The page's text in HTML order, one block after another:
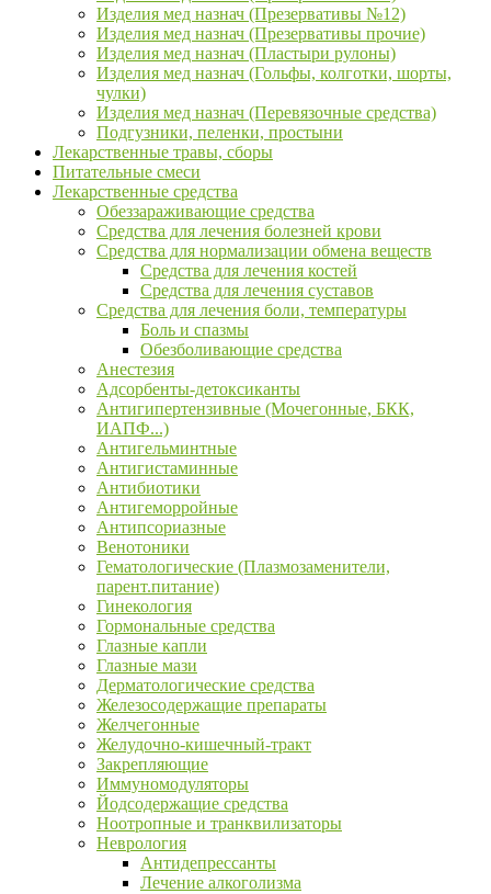
Изделия мед назнач (Презервативы №12)
Изделия мед назнач (Презервативы прочие)
Изделия мед назнач (Пластыри рулоны)
Изделия мед назнач (Гольфы, колготки, шорты,
чулки)
Изделия мед назнач (Перевязочные средства)
Подгузники, пеленки, простыни
Лекарственные травы, сборы
Питательные смеси
Лекарственные средства
Обеззараживающие средства
Средства для лечения болезней крови
Средства для нормализации обмена веществ
Средства для лечения костей
Средства для лечения суставов
Средства для лечения боли, температуры
Боль и спазмы
Обезболивающие средства
Анестезия
Адсорбенты-детоксиканты
Антигипертензивные (Мочегонные, БКК,
ИАПФ...)
Антигельминтные
Антигистаминные
Антибиотики
Антигеморройные
Антипсориазные
Венотоники
Гематологические (Плазмозаменители,
парент.питание)
Гинекология
Гормональные средства
Глазные капли
Глазные мази
Дерматологические средства
Железосодержащие препараты
Желчегонные
Желудочно-кишечный-тракт
Закрепляющие
Иммуномодуляторы
Йодсодержащие средства
Ноотропные и транквилизаторы
Неврология
Антидепрессанты
Лечение алкоголизма